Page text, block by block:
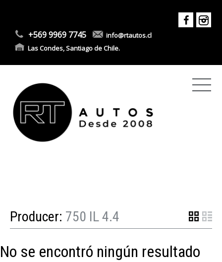
+569 9969 7745
info@rtautos.cl
Las Condes, Santiago de Chile.
Producer: 750 IL 4.4
No se encontró ningún resultado